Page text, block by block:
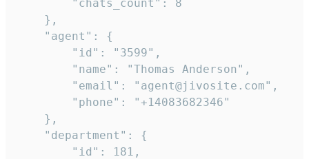
        "chats_count": 8
    },
    "agent": {
        "id": "3599",
        "name": "Thomas Anderson",
        "email": "agent@jivosite.com",
        "phone": "+14083682346"
    },
    "department": {
        "id": 181,